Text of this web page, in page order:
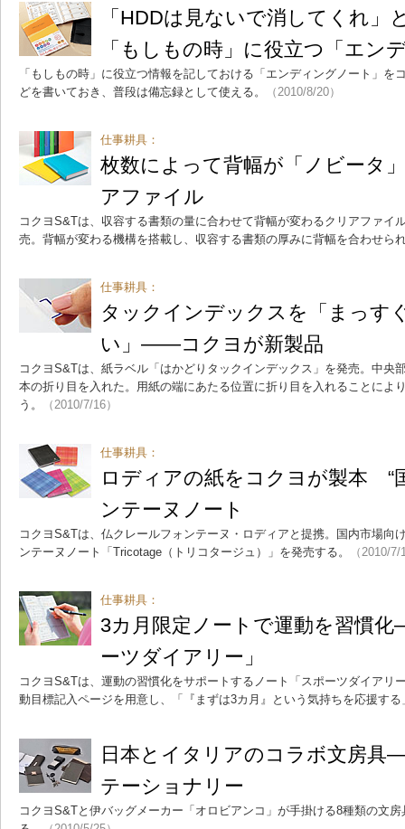
「HDDは見ないで消してくれ
「もしもの時」に役立つ「エン
「もしもの時」に役立つ情報を記しておける「エンディングノート」を
どを書いておき、普段は備忘録として使える。
（2010/8/20）
仕事耕具：
枚数によって背幅が「ノビー
アファイル
コクヨS&Tは、収容する書類の量に合わせて背幅が変わるクリアファイ
売。背幅が変わる機構を搭載し、収容する書類の厚みに背幅を合わせら
仕事耕具：
タックインデックスを「まっす
い」――コクヨが新製品
コクヨS&Tは、紙ラベル「はかどりタックインデックス」を発売。中央
本の折り目を入れた。用紙の端にあたる位置に折り目を入れることによ
う。
（2010/7/16）
仕事耕具：
ロディアの紙をコクヨが製本 “
ンテーヌノート
コクヨS&Tは、仏クレールフォンテーヌ・ロディアと提携。国内市場向
ンテーヌノート「Tricotage（トリコタージュ）」を発売する。
（2010/7/
仕事耕具：
3カ月限定ノートで運動を習慣
ーツダイアリー」
コクヨS&Tは、運動の習慣化をサポートするノート「スポーツダイアリ
動目標記入ページを用意し、「『まずは3カ月』という気持ちを応援する
日本とイタリアのコラボ文房
テーショナリー
コクヨS&Tと伊バッグメーカー「オロビアンコ」が手掛ける8種類の文